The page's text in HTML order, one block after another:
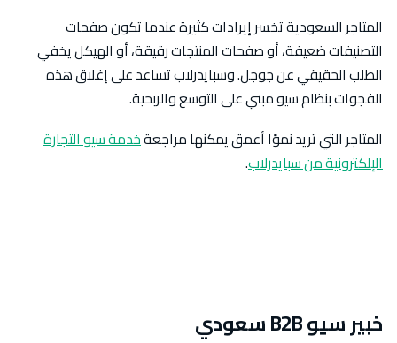
المتاجر السعودية تخسر إيرادات كثيرة عندما تكون صفحات
التصنيفات ضعيفة، أو صفحات المنتجات رقيقة، أو الهيكل يخفي
الطلب الحقيقي عن جوجل. وسبايدرلاب تساعد على إغلاق هذه
الفجوات بنظام سيو مبني على التوسع والربحية.
المتاجر التي تريد نموًا أعمق يمكنها مراجعةخدمة سيو التجارة
الإلكترونية من سبايدرلاب.
خبير سيو B2B سعودي